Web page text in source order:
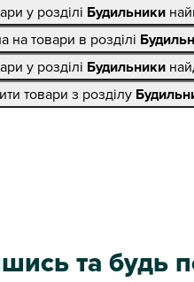
у розділі Будильники
на товари в розділі
у розділі Будильники
товари з розділу
та будь